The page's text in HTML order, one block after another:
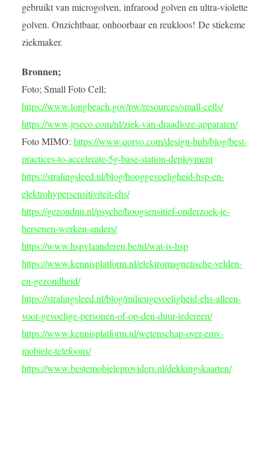
gebruikt van microgolven, infrarood golven en ultra-violette
golven. Onzichtbaar, onhoorbaar en reukloos! De stiekeme
ziekmaker.
Bronnen;
Foto; Small Foto Cell;
https://www.longbeach.gov/pw/resources/small-cells/
https://www.jrseco.com/nl/ziek-van-draadloze-apparaten/
Foto MIMO: https://www.qorvo.com/design-hub/blog/best-
practices-to-accelerate-5g-base-station-deployment
https://stralingsleed.nl/blog/hooggevoeligheid-hsp-en-
elektrohypersensitiviteit-ehs/
https://gezondnu.nl/psyche/hoogsensitief-onderzoek-je-
hersenen-werken-anders/
https://www.hspvlaanderen.be/nl/wat-is-hsp
https://www.kennisplatform.nl/elektromagnetische-velden-
en-gezondheid/
https://stralingsleed.nl/blog/milieugevoeligheid-ehs-alleen-
voor-gevoelige-personen-of-op-den-duur-iedereen/
https://www.kennisplatform.nl/wetenschap-over-emv-
mobiele-telefoons/
https://www.bestemobieleproviders.nl/dekkingskaarten/